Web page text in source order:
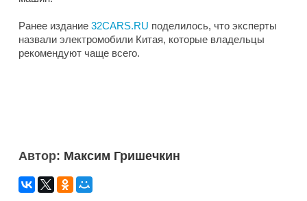
Ранее издание 32CARS.RU поделилось, что эксперты
назвали электромобили Китая, которые владельцы
рекомендуют чаще всего.
Автор: Максим Гришечкин